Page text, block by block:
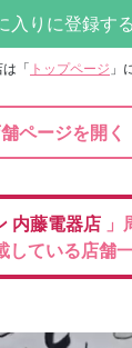
「 トップページ 」
ページを開く
内藤電器店 」
している店舗